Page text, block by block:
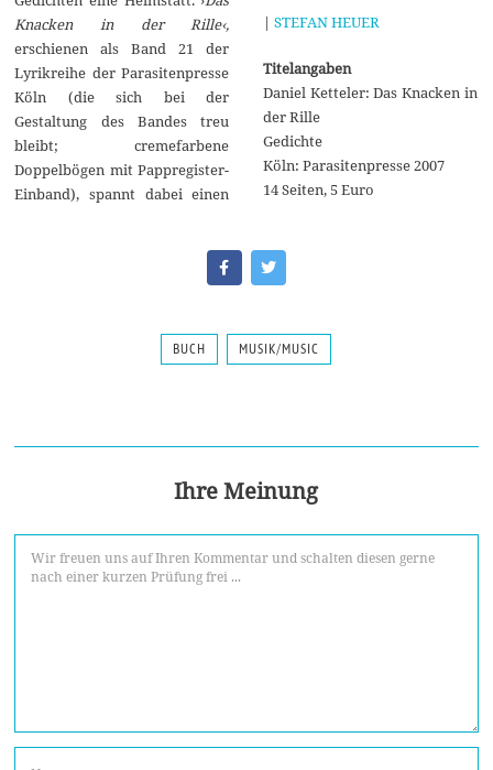
Knacken in der Rille‹,
erschienen als Band 21 der
Lyrikreihe der Parasitenpresse
Köln (die sich bei der
Gestaltung des Bandes treu
bleibt; cremefarbene
Doppelbögen mit Pappregister-
Einband), spannt dabei einen
| STEFAN HEUER
Titelangaben
Daniel Ketteler: Das Knacken in
der Rille
Gedichte
Köln: Parasitenpresse 2007
14 Seiten, 5 Euro
BUCH MUSIK/MUSIC
Ihre Meinung